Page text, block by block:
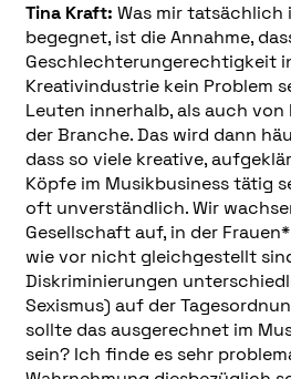
Tina Kraft: Was mir tatsächlich
begegnet, ist die Annahme,
Geschlechterungerechtigkeit
Kreativindustrie kein Problem
Leuten innerhalb, als auch von
der Branche. Das wird dann
dass so viele kreative,
Köpfe im Musikbusiness tätig
oft unverständlich. Wir
Gesellschaft auf, in der
wie vor nicht gleichgestellt
Diskriminierungen
Sexismus) auf der
sollte das ausgerechnet im
sein? Ich finde es sehr